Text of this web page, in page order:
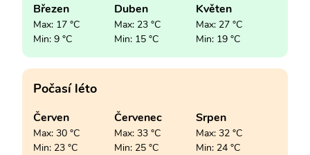
Březen
Max: 17 °C
Min: 9 °C
Duben
Max: 23 °C
Min: 15 °C
Květen
Max: 27 °C
Min: 19 °C
Počasí léto
Červen
Max: 30 °C
Min: 23 °C
Červenec
Max: 33 °C
Min: 25 °C
Srpen
Max: 32 °C
Min: 24 °C